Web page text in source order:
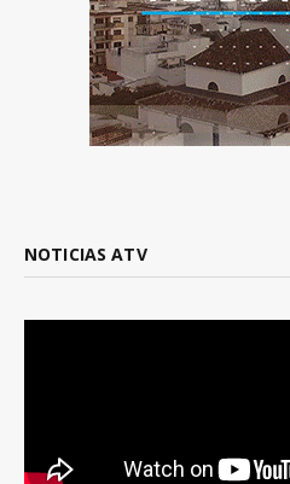
NOTICIAS ATV